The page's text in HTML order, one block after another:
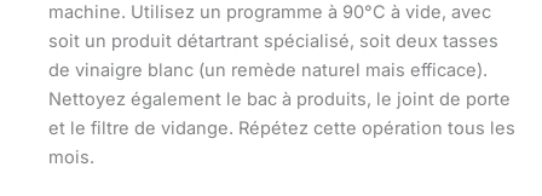
machine. Utilisez un programme à 90°C à vide, avec
soit un produit détartrant spécialisé, soit deux tasses
de vinaigre blanc (un remède naturel mais efficace).
Nettoyez également le bac à produits, le joint de porte
et le filtre de vidange. Répétez cette opération tous les
mois.